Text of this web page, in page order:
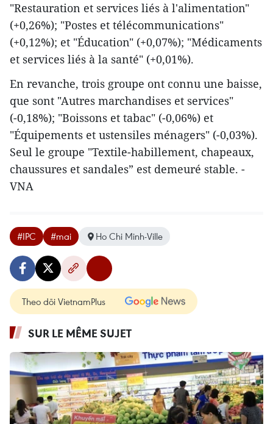
"Restauration et services liés à l'alimentation"
(+0,26%); "Postes et télécommunications"
(+0,12%); et "Éducation" (+0,07%); "Médicaments
et services liés à la santé" (+0,01%).
En revanche, trois groupe ont connu une baisse,
que sont "Autres marchandises et services"
(-0,18%); "Boissons et tabac" (-0,06%) et
"Équipements et ustensiles ménagers" (-0,03%).
Seul le groupe "Textile-habillement, chapeaux,
chaussures et sandales” est demeuré stable. -
VNA
#IPC #mai Ho Chi Minh-Ville
Theo dõi VietnamPlus
SUR LE MÊME SUJET